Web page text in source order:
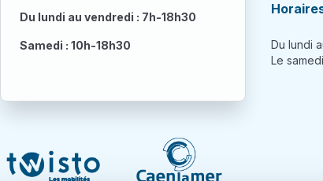
Du lundi au vendredi : 7h-18h30
Samedi : 10h-18h30
Du lundi
Le